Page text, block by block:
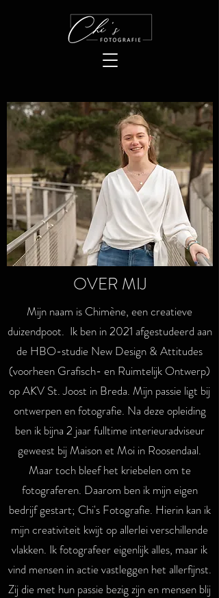
OVER MIJ
Mijn naam is Chimène, een creatieve
duizendpoot. Ik ben in 2021 afgestudeerd aan
de HBO-studie New Design & Attitudes
(voorheen Grafisch- en Ruimtelijk Ontwerp)
op AKV St. Joost in Breda. Mijn passie ligt bij
ontwerpen en fotografie. Na deze opleiding
ben ik bijna 2 jaar fulltime interieuradviseur
geweest bij Maison et Moi in Roosendaal.
Maar toch bleef het kriebelen om te
fotograferen. Daarom ben ik mijn eigen
bedrijf gestart; Chi's Fotografie. Hierin kan ik
mijn creativiteit kwijt op allerlei verschillende
vlakken. Ik fotografeer eigenlijk alles, maar ik
vind mensen in actie vastleggen het allerfijnst.
Zij die met hun passie bezig zijn en mensen blij